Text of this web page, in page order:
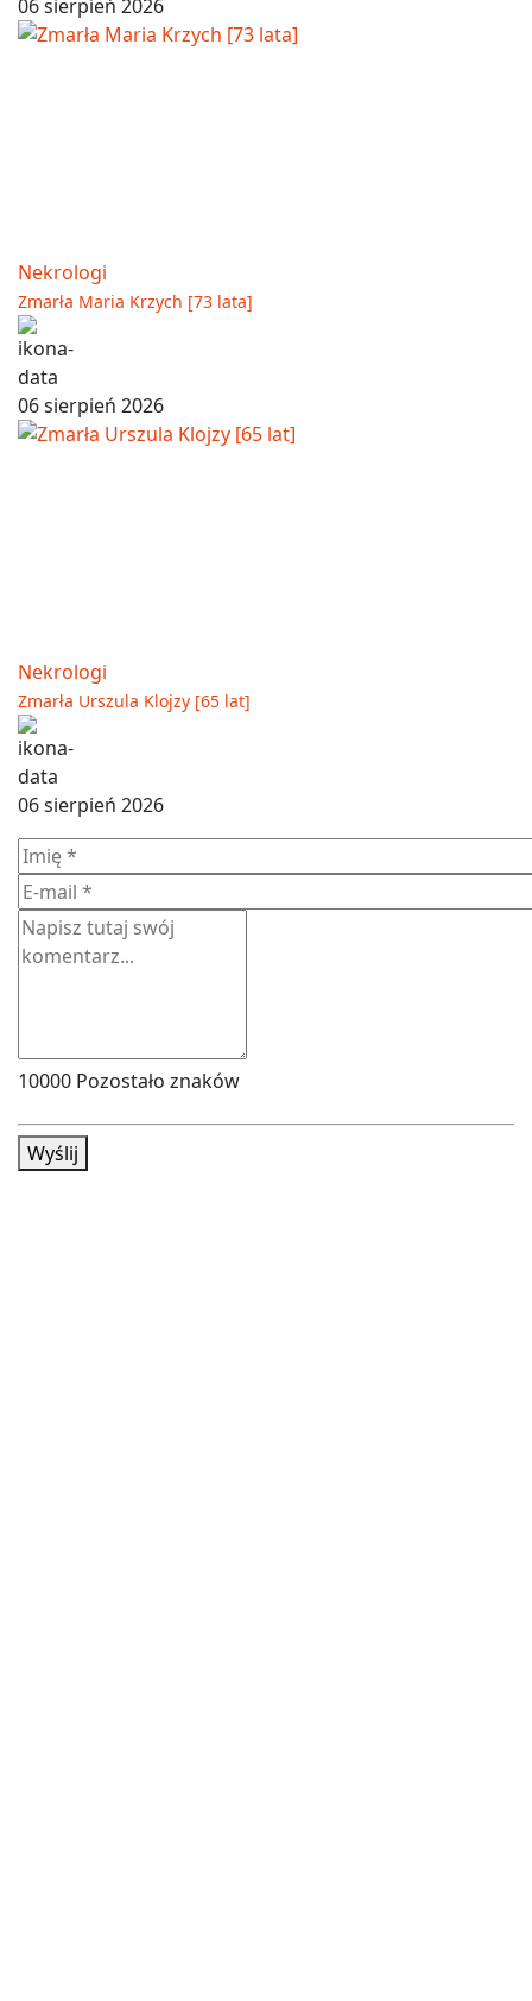
06 sierpień 2026
Nekrologi
Zmarła Maria Krzych [73 lata]
06 sierpień 2026
Nekrologi
Zmarła Urszula Klojzy [65 lat]
06 sierpień 2026
10000 Pozostało znaków
Wyślij